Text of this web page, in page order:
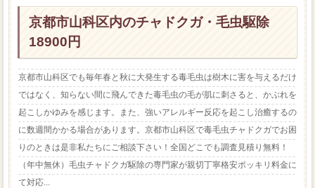
京都市山科区内のチャドクガ・毛虫駆除
18900円
京都市山科区でも毎年春と秋に大発生する毒毛虫は樹木に害を与えるだけ
ではなく、知らない間に飛んできた毒毛虫の毛が肌に刺さると、かぶれを
起こしかゆみを感じます。また、強いアレルギー反応を起こし治癒するの
に数週間かかる場合があります。京都市山科区で毒毛虫チャドクガでお困
りのときは是非私たちにご相談下さい！全国どこでも調査見積り無料！
（年中無休）毛虫チャドクガ駆除の専門家が親切丁寧格安ポッキリ料金に
て対応...